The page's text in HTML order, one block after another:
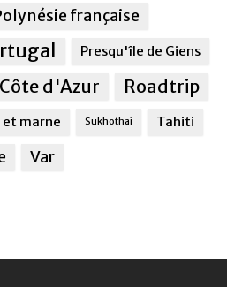
française
Presqu'île de Giens
d'Azur Roadtrip
et marne Sukhothai Tahiti
Var